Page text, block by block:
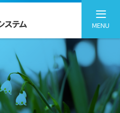
MENU